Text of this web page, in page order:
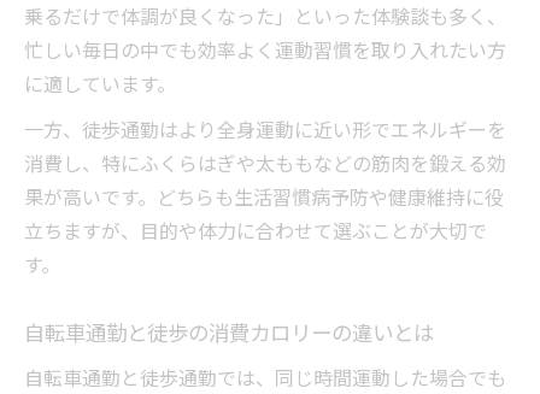
乗るだけで体調が良くなった」といった体験談も多く、
忙しい毎日の中でも効率よく運動習慣を取り入れたい方
に適しています。
一方、徒歩通勤はより全身運動に近い形でエネルギーを
消費し、特にふくらはぎや太ももなどの筋肉を鍛える効
果が高いです。どちらも生活習慣病予防や健康維持に役
立ちますが、目的や体力に合わせて選ぶことが大切で
す。
自転車通勤と徒歩の消費カロリーの違いとは
自転車通勤と徒歩通勤では、同じ時間運動した場合でも